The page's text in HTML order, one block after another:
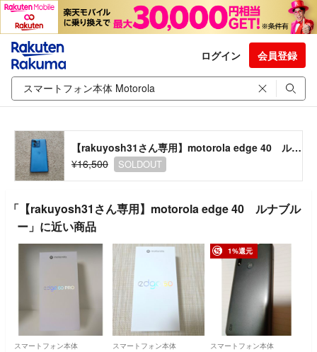
ログイン 会員登録
【rakuyosh31さん専用】motorola edge 40 ルナブルー
¥16,500
SOLDOUT
「【rakuyosh31さん専用】motorola edge 40 ルナブル
ー」に近い商品
スマートフォン本体 スマートフォン本体
1%還元
スマートフォン本体